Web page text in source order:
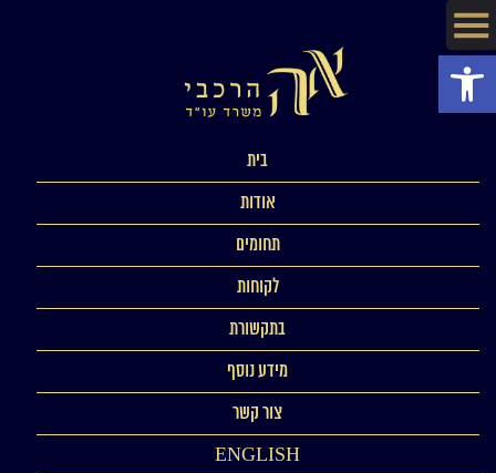
בית
אודות
תחומים
לקוחות
בתקשורת
מידע נוסף
צור קשר
ENGLISH
פתח סרגל נגישות